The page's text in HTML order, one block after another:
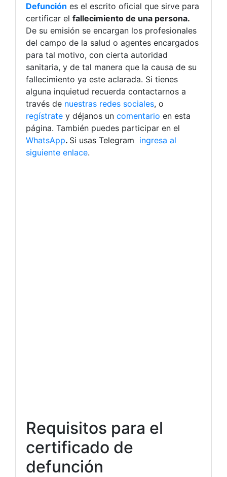
Defunción es el escrito oficial que sirve para
certificar el fallecimiento de una persona.
De su emisión se encargan los profesionales
del campo de la salud o agentes encargados
para tal motivo, con cierta autoridad
sanitaria, y de tal manera que la causa de su
fallecimiento ya este aclarada. Si tienes
alguna inquietud recuerda contactarnos a
través de nuestras redes sociales, o
regístrate y déjanos un comentario en esta
página. También puedes participar en el
WhatsApp. Si usas Telegram ingresa al
siguiente enlace.
Requisitos para el
certificado de
defunción